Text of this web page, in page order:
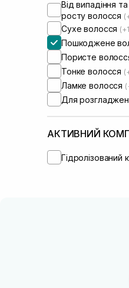
Від випадіння
росту волосся
Сухе волосся
Пошкоджене
Пористе
Тонке волосся
Ламке волосся
Для
АКТИВНИЙ
Гідролізований